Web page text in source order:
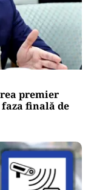
premier
finală de